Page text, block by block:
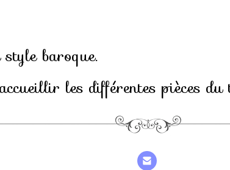
baroque.
les différentes pièces du